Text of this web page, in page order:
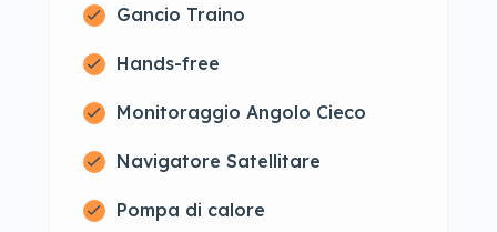
Gancio Traino
Hands-free
Monitoraggio Angolo Cieco
Navigatore Satellitare
Pompa di calore